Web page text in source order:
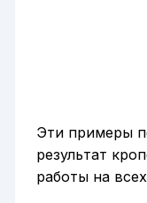
Эти примеры
результат
работы на